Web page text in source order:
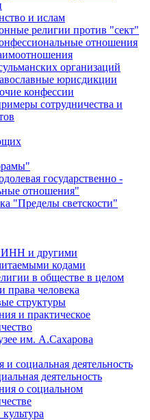
и ислам
религии против "сект"
отношения
организаций
юрисдикции
конфессии
сотрудничества и
государственно -
отношения"
"Пределы светскости"
ИНН и другими
кодами
в обществе в целом
права человека
структуры
и практическое
им. А.Сахарова
и социальная деятельность
деятельность
о социальном